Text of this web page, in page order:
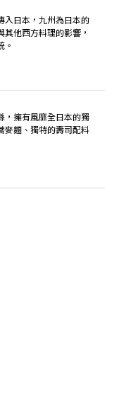
入日本，九州為日本的
他西方料理的影響，
。
，擁有風靡全日本的獨
麥麵、獨特的壽司配料